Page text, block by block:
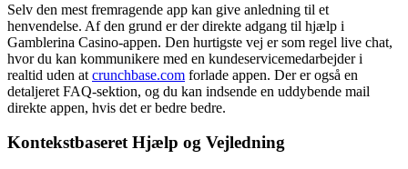
Selv den mest fremragende app kan give anledning til et
henvendelse. Af den grund er der direkte adgang til hjælp i
Gamblerina Casino-appen. Den hurtigste vej er som regel live chat,
hvor du kan kommunikere med en kundeservicemedarbejder i
realtid uden at crunchbase.com forlade appen. Der er også en
detaljeret FAQ-sektion, og du kan indsende en uddybende mail
direkte appen, hvis det er bedre bedre.
Kontekstbaseret Hjælp og Vejledning